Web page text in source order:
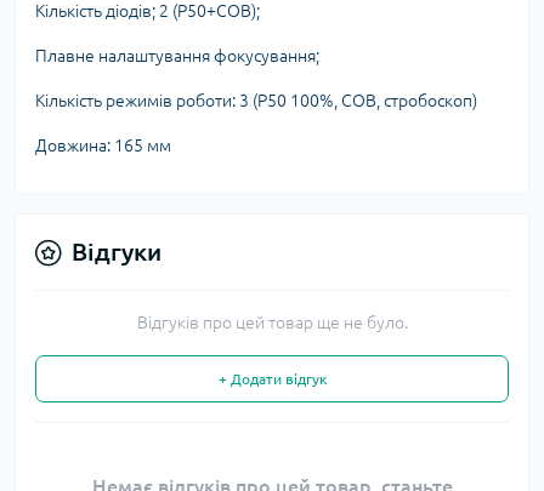
Кількість діодів; 2 (P50+COB);
Плавне налаштування фокусування;
Кількість режимів роботи: 3 (P50 100%, COB, стробоскоп)
Довжина: 165 мм
Відгуки
Відгуків про цей товар ще не було.
+ Додати відгук
Немає відгуків про цей товар, станьте